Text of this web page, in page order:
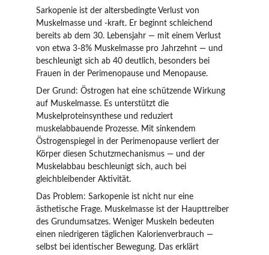
Sarkopenie ist der altersbedingte Verlust von
Muskelmasse und -kraft. Er beginnt schleichend
bereits ab dem 30. Lebensjahr — mit einem Verlust
von etwa 3-8% Muskelmasse pro Jahrzehnt — und
beschleunigt sich ab 40 deutlich, besonders bei
Frauen in der Perimenopause und Menopause.
Der Grund: Östrogen hat eine schützende Wirkung
auf Muskelmasse. Es unterstützt die
Muskelproteinsynthese und reduziert
muskelabbauende Prozesse. Mit sinkendem
Östrogenspiegel in der Perimenopause verliert der
Körper diesen Schutzmechanismus — und der
Muskelabbau beschleunigt sich, auch bei
gleichbleibender Aktivität.
Das Problem: Sarkopenie ist nicht nur eine
ästhetische Frage. Muskelmasse ist der Haupttreiber
des Grundumsatzes. Weniger Muskeln bedeuten
einen niedrigeren täglichen Kalorienverbrauch —
selbst bei identischer Bewegung. Das erklärt